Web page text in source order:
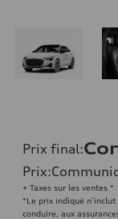
Prix final:
Prix:
+ Taxes sur les ventes *
*Le prix indiqué
conduire, aux